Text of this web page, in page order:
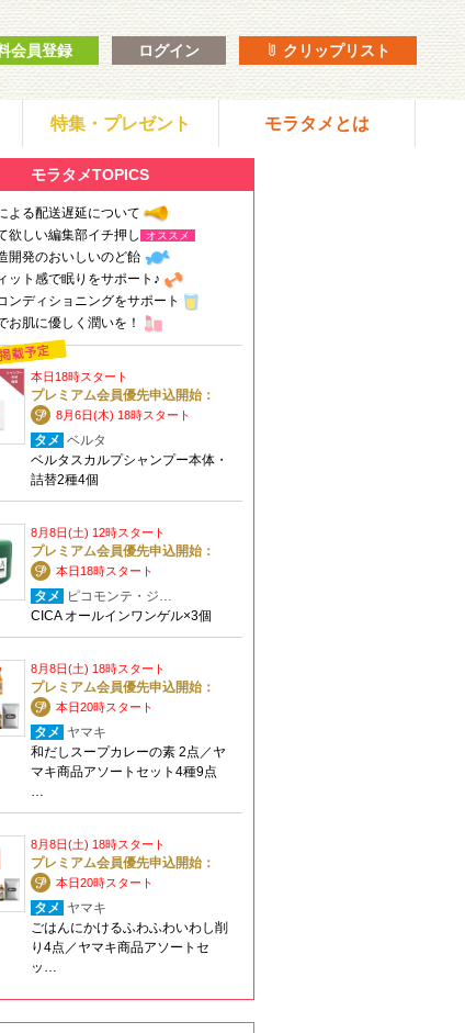
会員登録 ログイン クリップリスト
特集・プレゼント モラタメとは
モラタメTOPICS
よる配送遅延について
欲しい編集部イチ押し
オススメ
開発のおいしいのど飴
ット感で眠りをサポート♪
ンディショニングをサポート
お肌に優しく潤いを！
本日18時スタート
プレミアム会員優先申込開始：
8月6日(木) 18時スタート
タメ ベルタ
ベルタスカルプシャンプー本体・
詰替2種4個
8月8日(土) 12時スタート
プレミアム会員優先申込開始：
本日18時スタート
タメ
ピコモンテ・ジ…
CICA オールインワンゲル×3個
8月8日(土) 18時スタート
プレミアム会員優先申込開始：
本日20時スタート
タメ ヤマキ
和だしスープカレーの素 2点／ヤ
マキ商品アソートセット4種9点
…
8月8日(土) 18時スタート
プレミアム会員優先申込開始：
本日20時スタート
タメ ヤマキ
ごはんにかけるふわふわいわし削
り4点／ヤマキ商品アソートセ
ッ…